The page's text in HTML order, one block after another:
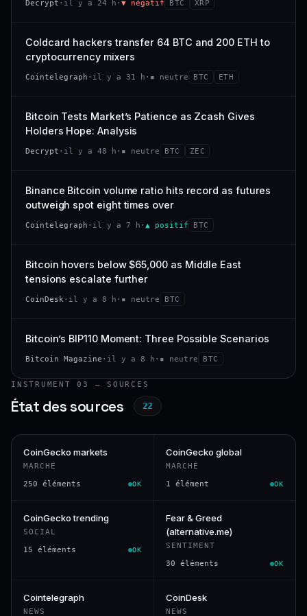
−0,4 % −2,9 %
−94,7 % #101
CONFIANCE
VAR. 7 J
CONFIANCE
Decrypt · il y a 24 h · ▼ négatif BTC XRP
Coldcard hackers transfer 64 BTC and 200 ETH to
cryptocurrency mixers
Cointelegraph · il y a 31 h · ▪ neutre BTC ETH
Bitcoin Tests Market’s Patience as Zcash Gives
Holders Hope: Analysis
Decrypt · il y a 48 h · ▪ neutre BTC ZEC
Binance Bitcoin volume ratio hits record as futures
outweigh spot eight times over
Cointelegraph · il y a 7 h · ▲ positif BTC
Bitcoin hovers below $65,000 as Middle East
tensions escalate further
CoinDesk · il y a 8 h · ▪ neutre BTC
Bitcoin’s BIP110 Moment: Three Possible Scenarios
Bitcoin Magazine · il y a 8 h · ▪ neutre BTC
INSTRUMENT 03 — SOURCES
État des sources 22
CoinGecko markets
MARCHÉ
250 éléments OK
CoinGecko global
MARCHÉ
1 élément OK
CoinGecko trending
SOCIAL
15 éléments OK
Fear & Greed
(alternative.me)
SENTIMENT
30 éléments OK
Cointelegraph
NEWS
CoinDesk
NEWS